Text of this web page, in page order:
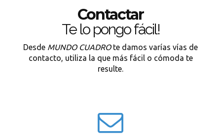
Contactar
Te lo pongo fácil!
Desde MUNDO CUADROte damos varías vías de
contacto, utiliza la que más fácil o cómoda te
resulte.